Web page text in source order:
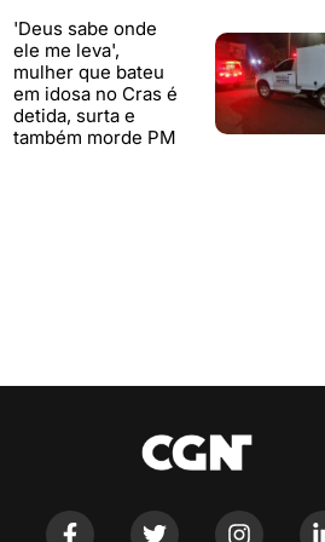
'Deus sabe onde
ele me leva',
mulher que bateu
em idosa no Cras é
detida, surta e
também morde PM